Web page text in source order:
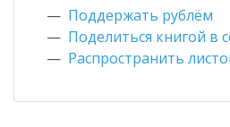
Поддержать рублём
Поделиться книгой в
Распространить